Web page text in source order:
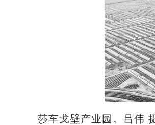
莎车戈壁产业园。吕伟